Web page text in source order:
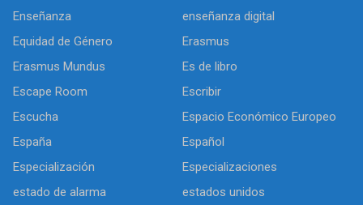
Enseñanza
enseñanza digital
Equidad de Género
Erasmus
Erasmus Mundus
Es de libro
Escape Room
Escribir
Escucha
Espacio Económico Europeo
España
Español
Especialización
Especializaciones
estado de alarma
estados unidos